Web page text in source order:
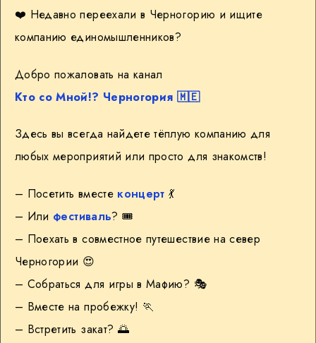
❤️ Недавно переехали в Черногорию и ищите
компанию единомышленников?
Добро пожаловать на канал
Кто со Мной!? Черногория 🇲🇪
Здесь вы всегда найдете тёплую компанию для
любых мероприятий или просто для знакомств!
– Посетить вместе концерт 💃
– Или фестиваль? 🎟
– Поехать в совместное путешествие на север
Черногории 😍
– Собраться для игры в Мафию? 🎭
– Вместе на пробежку! 🏃
– Встретить закат? 🌅